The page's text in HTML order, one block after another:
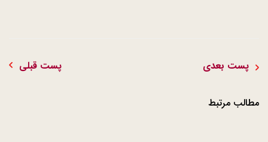
پست قبلی پست بعدی
مطالب مرتبط